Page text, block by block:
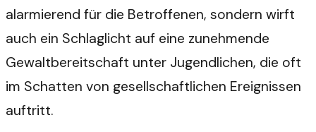
alarmierend für die Betroffenen, sondern wirft
auch ein Schlaglicht auf eine zunehmende
Gewaltbereitschaft unter Jugendlichen, die oft
im Schatten von gesellschaftlichen Ereignissen
auftritt.